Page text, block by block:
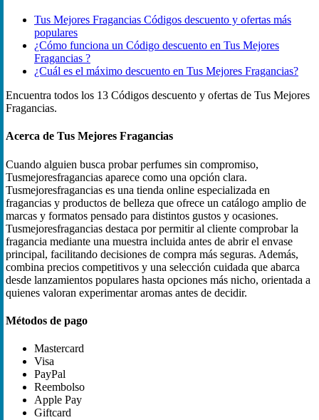
Tus Mejores Fragancias Códigos descuento y ofertas más
populares
¿Cómo funciona un Código descuento en Tus Mejores
Fragancias ?
¿Cuál es el máximo descuento en Tus Mejores Fragancias?
Encuentra todos los 13 Códigos descuento y ofertas de Tus Mejores
Fragancias.
Acerca de Tus Mejores Fragancias
Cuando alguien busca probar perfumes sin compromiso,
Tusmejoresfragancias aparece como una opción clara.
Tusmejoresfragancias es una tienda online especializada en
fragancias y productos de belleza que ofrece un catálogo amplio de
marcas y formatos pensado para distintos gustos y ocasiones.
Tusmejoresfragancias destaca por permitir al cliente comprobar la
fragancia mediante una muestra incluida antes de abrir el envase
principal, facilitando decisiones de compra más seguras. Además,
combina precios competitivos y una selección cuidada que abarca
desde lanzamientos populares hasta opciones más nicho, orientada a
quienes valoran experimentar aromas antes de decidir.
Métodos de pago
Mastercard
Visa
PayPal
Reembolso
Apple Pay
Giftcard